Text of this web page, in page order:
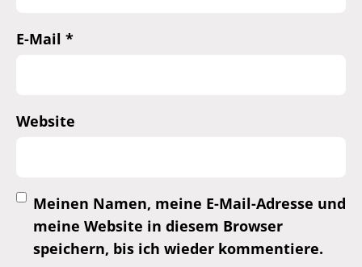
E-Mail *
Website
Meinen Namen, meine E-Mail-Adresse und
meine Website in diesem Browser
speichern, bis ich wieder kommentiere.